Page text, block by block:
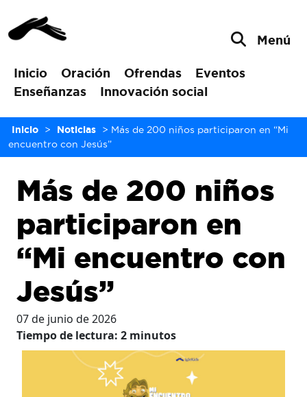
Inicio Oración Ofrendas
Eventos
Enseñanzas
Innovación social
Menú
Inicio > Noticias > Más de 200 niños participaron en “Mi
encuentro con Jesús”
Más de 200 niños
participaron en
“Mi encuentro con
Jesús”
07 de junio de 2026
Tiempo de lectura: 2 minutos